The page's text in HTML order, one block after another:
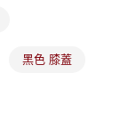
算日後寄送繳費提
黑色 膝蓋